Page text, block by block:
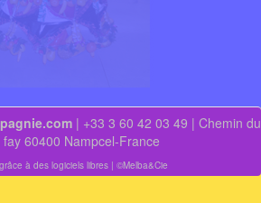
| +33 3 60 42 03 49 | Chemin du
60400 Nampcel-France
à des logiciels libres| ©Melba&Cie